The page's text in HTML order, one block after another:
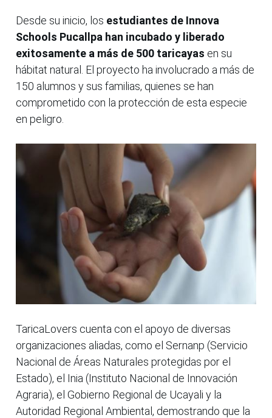
Desde su inicio, los estudiantes de Innova
Schools Pucallpa han incubado y liberado
exitosamente a más de 500 taricayas en su
hábitat natural. El proyecto ha involucrado a más de
150 alumnos y sus familias, quienes se han
comprometido con la protección de esta especie
en peligro.
TaricaLovers cuenta con el apoyo de diversas
organizaciones aliadas, como el Sernanp (Servicio
Nacional de Áreas Naturales protegidas por el
Estado), el Inia (Instituto Nacional de Innovación
Agraria), el Gobierno Regional de Ucayali y la
Autoridad Regional Ambiental, demostrando que la